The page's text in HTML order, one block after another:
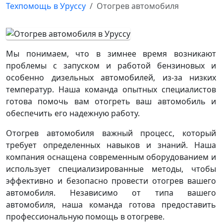
Техпомощь в Уруссу Отогрев автомобиля
Мы понимаем, что в зимнее время возникают
проблемы с запуском и работой бензиновых и
особенно дизельных автомобилей, из-за низких
температур. Наша команда опытных специалистов
готова помочь вам отогреть ваш автомобиль и
обеспечить его надежную работу.
Отогрев автомобиля важный процесс, который
требует определенных навыков и знаний. Наша
компания оснащена современным оборудованием и
использует специализированные методы, чтобы
эффективно и безопасно провести отогрев вашего
автомобиля. Независимо от типа вашего
автомобиля, наша команда готова предоставить
профессиональную помощь в отогреве.